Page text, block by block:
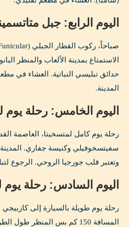
اليوم الرابع: جبل
الاستمتاع بمدينة الألعاب والمنظر
المدينة.
اليوم الخامس: رحلة يوم
رحلة يوم كامل لمتسخيتا، العاصمة
سفيتسخوفيلي وكنيسة جفاري.
وتعتبر قلب جورجيا الروحي. الرجوع
اليوم السادس: رحلة يوم
المسافة 150 كم بس المنظر